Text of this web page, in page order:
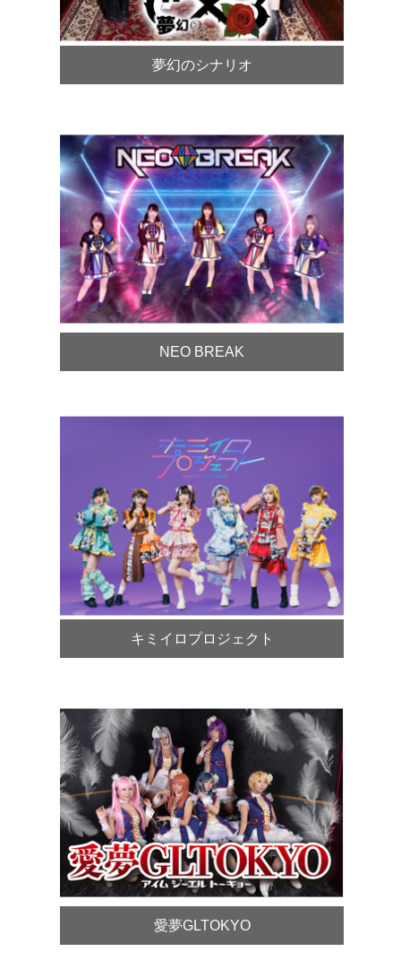
夢幻のシナリオ
NEO BREAK
キミイロプロジェクト
愛夢GLTOKYO